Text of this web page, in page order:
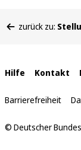
befinden
zurück zu:
Interne
Links
Hilfe Kontakt
Barrierefreiheit
© Deutscher